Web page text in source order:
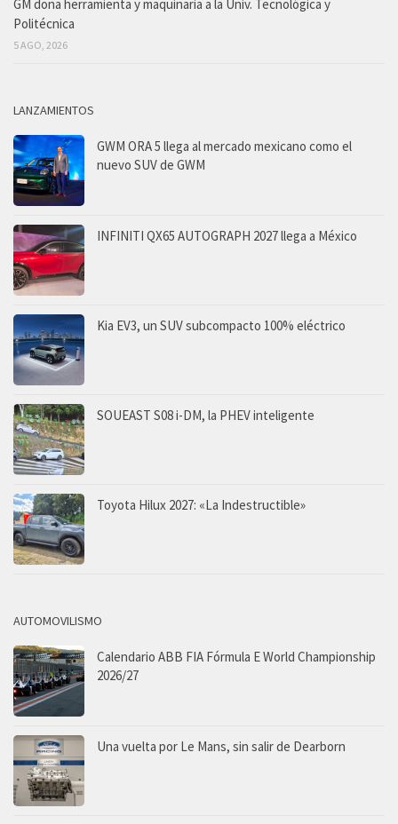
GM dona herramienta y maquinaria a la Univ. Tecnológica y
Politécnica
5 AGO, 2026
LANZAMIENTOS
GWM ORA 5 llega al mercado mexicano como el
nuevo SUV de GWM
INFINITI QX65 AUTOGRAPH 2027 llega a México
Kia EV3, un SUV subcompacto 100% eléctrico
SOUEAST S08 i-DM, la PHEV inteligente
Toyota Hilux 2027: «La Indestructible»
AUTOMOVILISMO
Calendario ABB FIA Fórmula E World Championship
2026/27
Una vuelta por Le Mans, sin salir de Dearborn